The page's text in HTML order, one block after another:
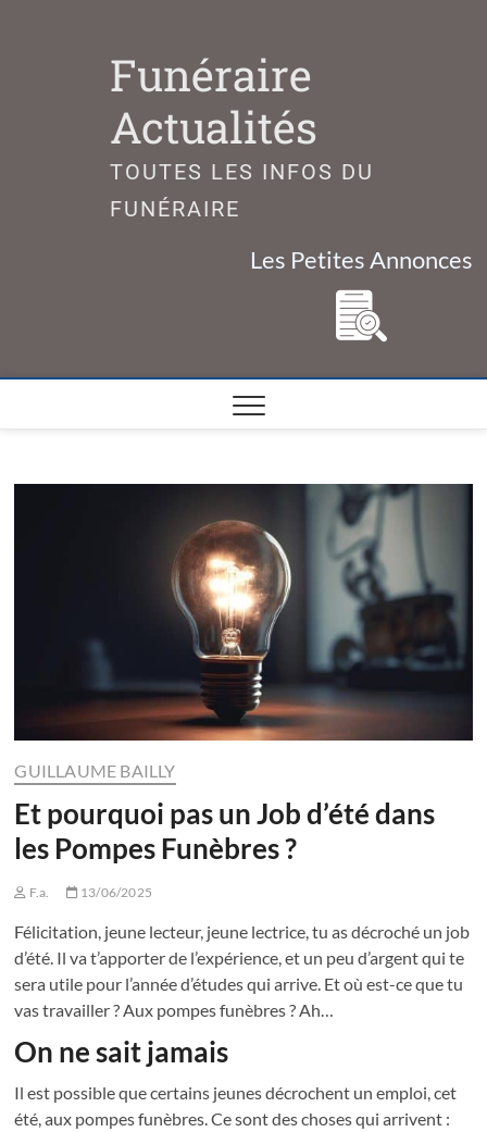
Funéraire
Actualités
TOUTES LES INFOS DU
FUNÉRAIRE
Les Petites Annonces
GUILLAUME BAILLY
Et pourquoi pas un Job d’été dans
les Pompes Funèbres ?
F.a. 13/06/2025
Félicitation, jeune lecteur, jeune lectrice, tu as décroché un job
d’été. Il va t’apporter de l’expérience, et un peu d’argent qui te
sera utile pour l’année d’études qui arrive. Et où est-ce que tu
vas travailler ? Aux pompes funèbres ? Ah…
On ne sait jamais
Il est possible que certains jeunes décrochent un emploi, cet
été, aux pompes funèbres. Ce sont des choses qui arrivent :